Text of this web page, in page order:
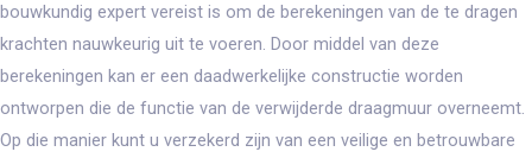
bouwkundig expert vereist is om de berekeningen van de te dragen
krachten nauwkeurig uit te voeren. Door middel van deze
berekeningen kan er een daadwerkelijke constructie worden
ontworpen die de functie van de verwijderde draagmuur overneemt.
Op die manier kunt u verzekerd zijn van een veilige en betrouwbare